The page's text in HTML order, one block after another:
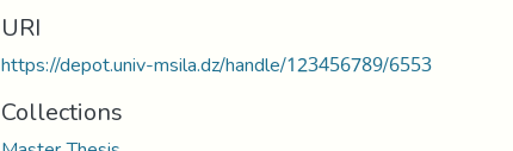
URI
https://depot.univ-msila.dz/handle/123456789/6553
Collections